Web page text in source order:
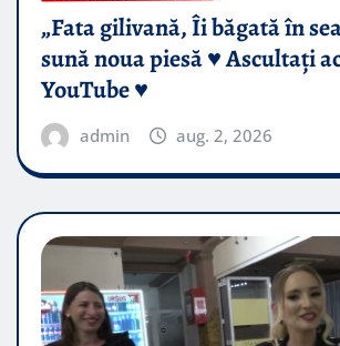
„Fata gilivană, Îi băgată în
sună noua piesă ♥️ Ascultați
YouTube ♥️
admin aug. 2, 2026